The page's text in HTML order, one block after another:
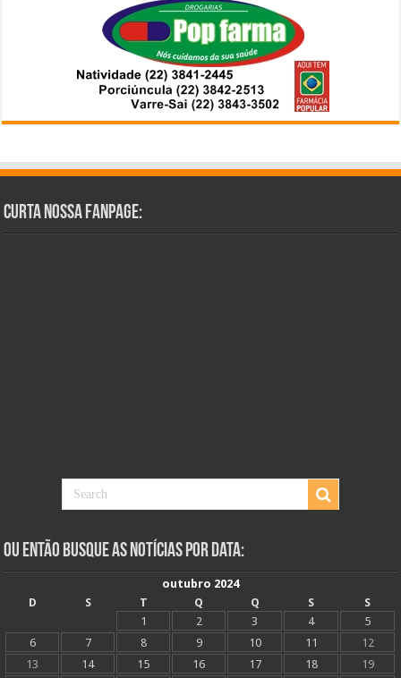
Curta Nossa Fanpage:
Ou Então Busque as Notícias Por Data:
outubro 2024
D
S T Q Q S
S
1
2 3 4
5
6
7 8 9 10 11
12
13
14 15 16 17 18 19